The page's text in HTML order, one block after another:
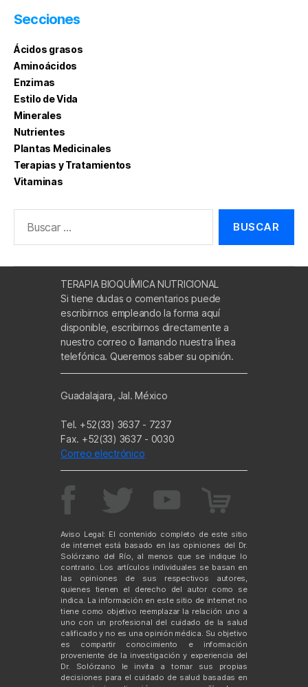
Secciones
Ácidos grasos
Aminoácidos
Enzimas
Estilo de Vida
Minerales
Nutrientes
Plantas Medicinales
Terapias y Tratamientos
Vitaminas
TERAPIA BIOQUÍMICA NUTRICIONAL
Si tiene dudas o comentarios puede
escribirnos empleando la forma aquí
disponible, escribirnos directamente a
nuestro correo o llamando nuestra línea
telefónica. Queremos saber su opinión.
Guadalajara, Jal. México
Tel. +52(33) 3637 - 7237
Fax. +52(33) 3637 - 0030
Correo electrónico
Aviso Legal: El contenido completo de este sitio
de internet está basado en las opiniones del Dr.
Solórzano del Río, al menos que se indique lo
contrario. Los artículos individuales se basan en
las opiniones de sus respectivos autores,
quienes tienen el derecho del autor como se
indica. La información en este sitio de internet no
tiene como objetivo reemplazar la relación uno a
uno con un profesional del cuidado de la salud
calificado y no es una opinión médica. Su objetivo
es compartir conocimiento e información
proveniente de la investigación y experiencia del
Dr. Solórzano le invita a tomar sus propias
decisiones para el cuidado de salud basadas en